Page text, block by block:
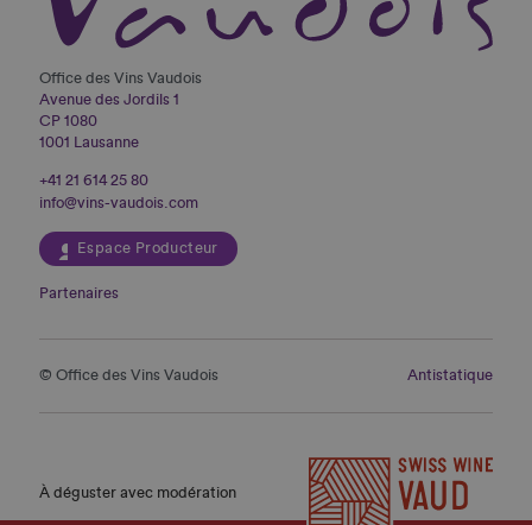
Office des Vins Vaudois
Avenue des Jordils 1
CP 1080
1001 Lausanne
+41 21 614 25 80
info@vins-vaudois.com
Espace Producteur
Partenaires
© Office des Vins Vaudois Antistatique
À déguster avec modération